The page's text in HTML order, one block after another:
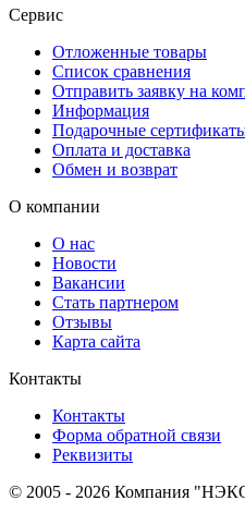
Сервис
Отложенные товары
Список сравнения
Отправить заявку на
Информация
Подарочные
Оплата и доставка
Обмен и возврат
О компании
О нас
Новости
Вакансии
Стать партнером
Отзывы
Карта сайта
Контакты
Контакты
Форма обратной связи
Реквизиты
© 2005 - 2026 Компания